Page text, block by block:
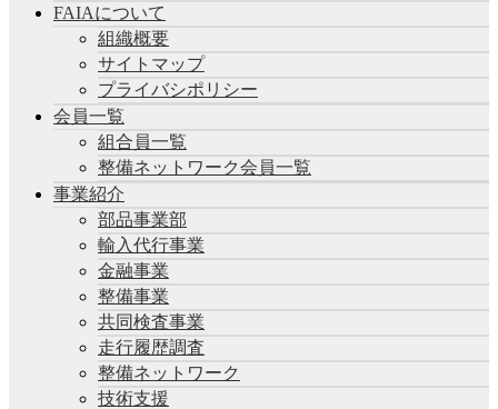
FAIAについて
組織概要
サイトマップ
プライバシポリシー
会員一覧
組合員一覧
整備ネットワーク会員一覧
事業紹介
部品事業部
輸入代行事業
金融事業
整備事業
共同検査事業
走行履歴調査
整備ネットワーク
技術支援